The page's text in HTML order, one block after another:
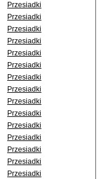
Przesiadki
Przesiadki
Przesiadki
Przesiadki
Przesiadki
Przesiadki
Przesiadki
Przesiadki
Przesiadki
Przesiadki
Przesiadki
Przesiadki
Przesiadki
Przesiadki
Przesiadki